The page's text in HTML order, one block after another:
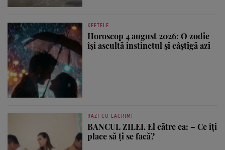
KFETELE
Horoscop 4 august 2026: O zodie
își ascultă instinctul și câștigă azi
RAZI CU LACRIMI
BANCUL ZILEI. El către ea: – Ce îți
place să ți se facă?